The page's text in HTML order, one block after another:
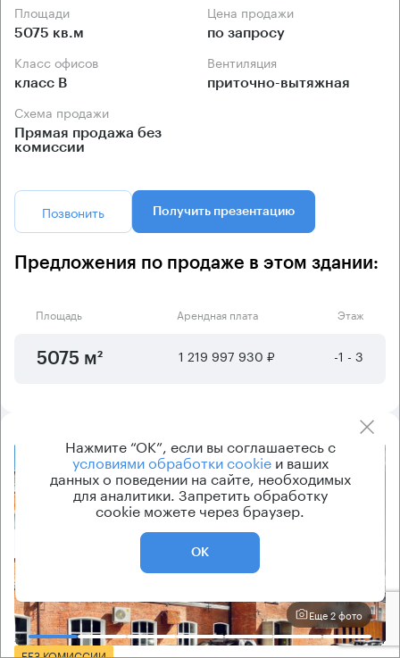
Площади
5075 кв.м
Цена продажи
по запросу
Класс офисов
класс B
Вентиляция
приточно-вытяжная
Схема продажи
Прямая продажа без
комиссии
Позвонить Получить презентацию
Предложения по продаже в этом здании:
Площадь Арендная плата Этаж
5075 м² 1 219 997 930 ₽ -1 - 3
Еще 2 фото
БЕЗ КОМИССИИ
Нажмите “ОК”, если вы соглашаетесь с
условиями обработки cookieи ваших
данных о поведении на сайте, необходимых
для аналитики. Запретить обработку
cookie можете через браузер.
ОК